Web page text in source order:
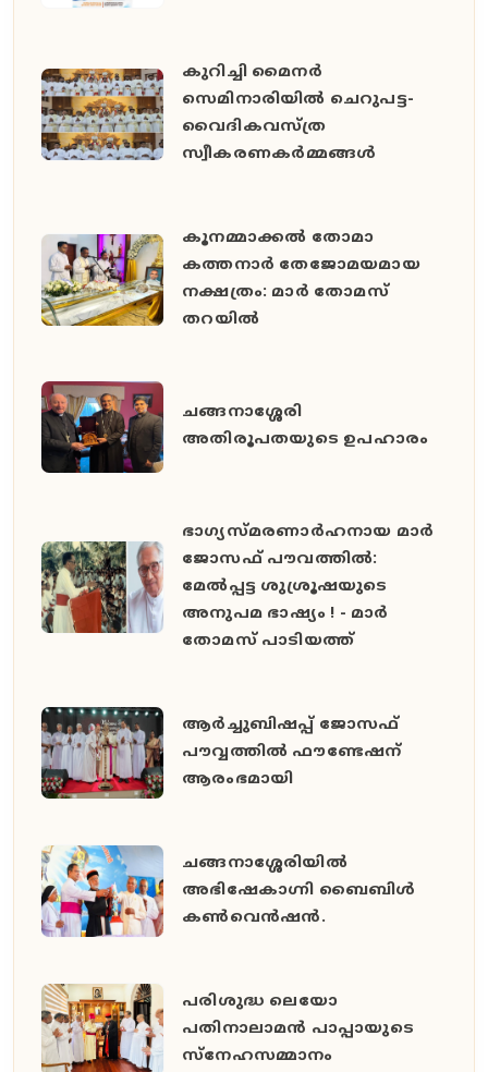
കുറിച്ചി മൈനർ
സെമിനാരിയിൽ ചെറുപട്ട-
വൈദികവസ്ത്ര
സ്വീകരണകർമ്മങ്ങൾ
കൂനമ്മാക്കൽ തോമാ
കത്തനാർ തേജോമയമായ
നക്ഷത്രം: മാർ തോമസ്
തറയിൽ
ചങ്ങനാശ്ശേരി
അതിരൂപതയുടെ ഉപഹാരം
ഭാഗ്യസ്മരണാർഹനായ മാർ
ജോസഫ് പൗവത്തിൽ:
മേൽപ്പട്ട ശുശ്രൂഷയുടെ
അനുപമ ഭാഷ്യം ! - മാർ
തോമസ് പാടിയത്ത്
ആർച്ചുബിഷപ്പ് ജോസഫ്
പൗവ്വത്തിൽ ഫൗണ്ടേഷന്
ആരംഭമായി
ചങ്ങനാശ്ശേരിയിൽ
അഭിഷേകാഗ്നി ബൈബിൾ
കൺവെൻഷൻ.
പരിശുദ്ധ ലെയോ
പതിനാലാമൻ പാപ്പായുടെ
സ്നേഹസമ്മാനം